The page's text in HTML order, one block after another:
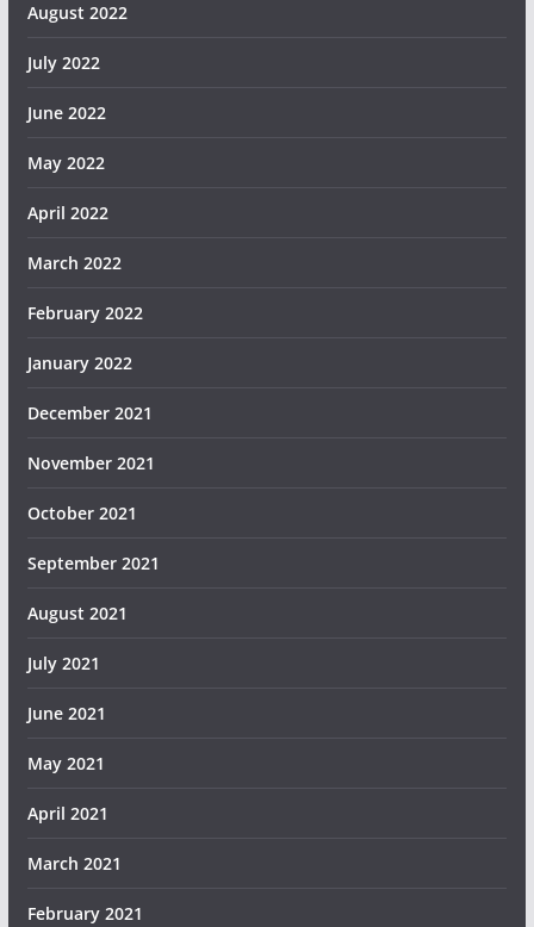
August 2022
July 2022
June 2022
May 2022
April 2022
March 2022
February 2022
January 2022
December 2021
November 2021
October 2021
September 2021
August 2021
July 2021
June 2021
May 2021
April 2021
March 2021
February 2021